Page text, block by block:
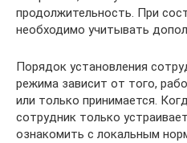
продолжительность. При
необходимо учитывать
Порядок установления
режима зависит от того,
или только принимается.
сотрудник только
ознакомить с локальным